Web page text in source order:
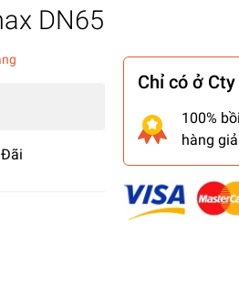
DN65
Chỉ có ở
100%
hàng